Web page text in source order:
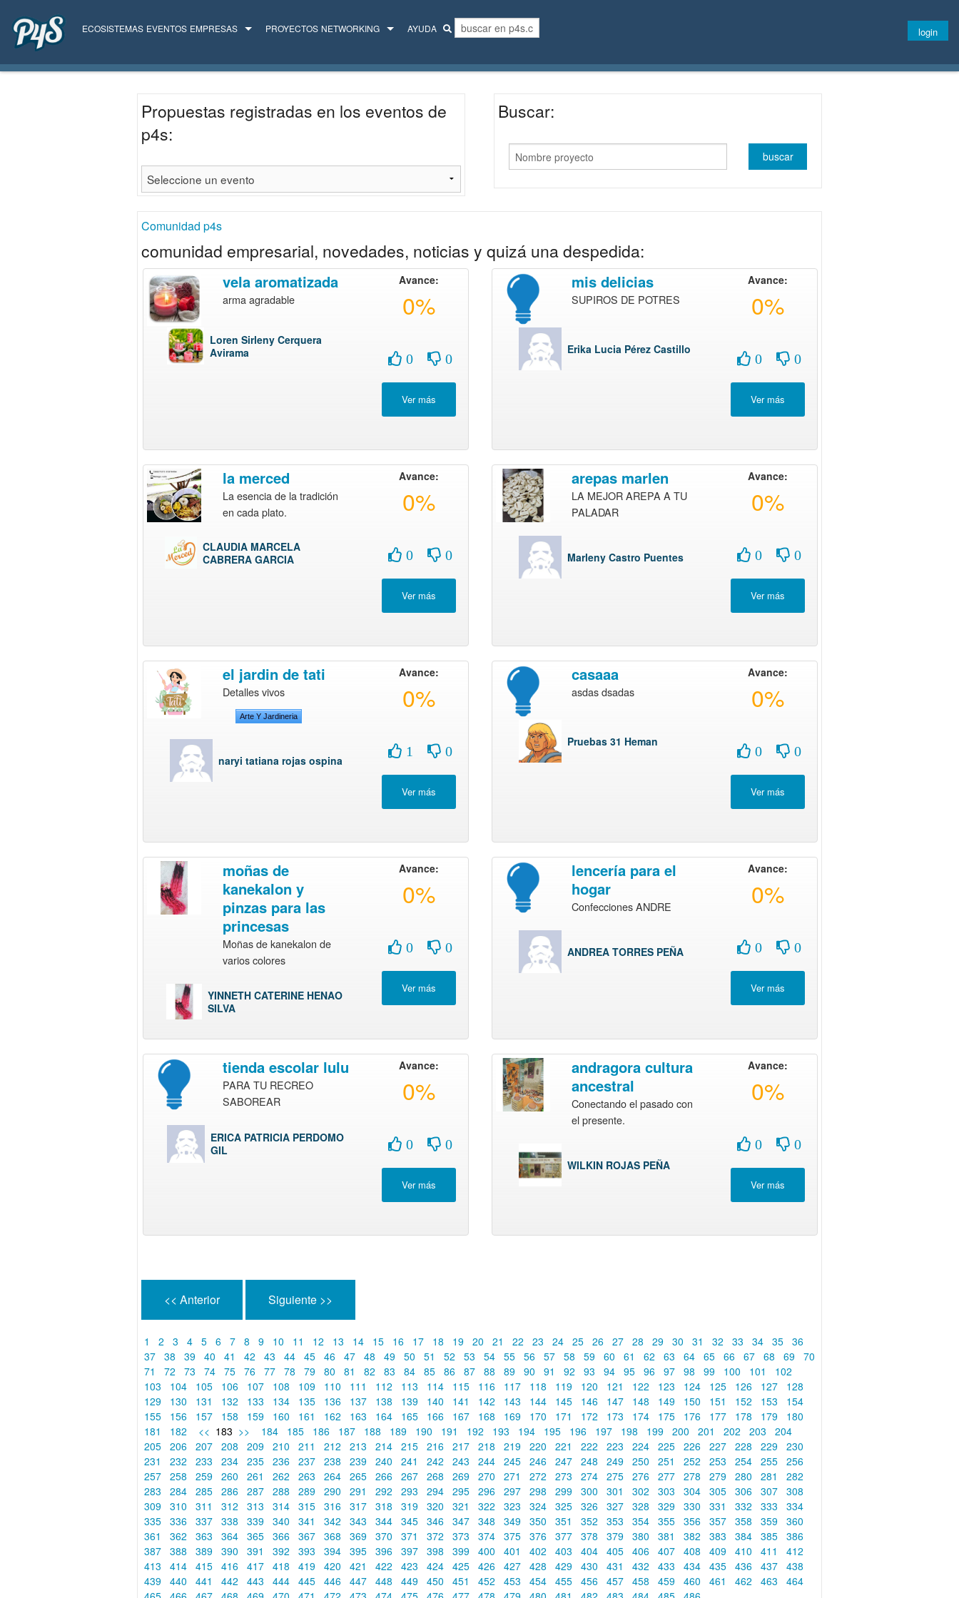
ECOSISTEMAS EVENTOS EMPRESAS PROYECTOS NETWORKING AYUDA login
Propuestas registradas en los eventos de
p4s:
Buscar:
Comunidad p4s
comunidad empresarial, novedades, noticias y quizá una despedida:
vela aromatizada
arma agradable
Loren Sirleny Cerquera
Avirama
Avance:
0%
0 0
mis delicias
SUPIROS DE POTRES
Erika Lucia Pérez Castillo
Avance:
0%
0 0
la merced
La esencia de la tradición
en cada plato.
CLAUDIA MARCELA
CABRERA GARCIA
Avance:
0%
0 0
arepas marlen
LA MEJOR AREPA A TU
PALADAR
Marleny Castro Puentes
Avance:
0%
0 0
el jardin de tati
Detalles vivos
Arte Y Jardineria
naryi tatiana rojas ospina
Avance:
0%
1 0
casaaa
asdas dsadas
Pruebas 31 Heman
Avance:
0%
0 0
moñas de
kanekalon y
pinzas para las
princesas
Moñas de kanekalon de
varios colores
YINNETH CATERINE HENAO
SILVA
Avance:
0%
0 0
lencería para el
hogar
Confecciones ANDRE
ANDREA TORRES PEÑA
Avance:
0%
0 0
tienda escolar lulu
PARA TU RECREO
SABOREAR
ERICA PATRICIA PERDOMO
GIL
Avance:
0%
0 0
andragora cultura
ancestral
Conectando el pasado con
el presente.
WILKIN ROJAS PEÑA
Avance:
0%
0 0
<< Anterior Siguiente >>
1 2 3 4 5 6 7 8 9 10 11 12 13 14 15 16 17 18 19 20 21 22 23 24 25 26 27 28 29 30 31 32 33 34 35 36
37 38 39 40 41 42 43 44 45 46 47 48 49 50 51 52 53 54 55 56 57 58 59 60 61 62 63 64 65 66 67 68 69 70
71
72 73 74 75 76 77 78 79 80 81 82 83 84 85 86 87 88 89 90 91 92 93 94 95 96 97 98 99 100 101
102
103
104 105 106 107 108 109 110 111 112 113 114 115 116 117 118 119 120 121 122 123 124 125 126 127
128
129
130 131 132 133 134 135 136 137 138 139 140 141 142 143 144 145 146 147 148 149 150 151 152 153
154
155
156 157 158 159 160 161 162 163 164 165 166 167 168 169 170 171 172 173 174 175 176 177 178 179
180
181
182 << 183 >> 184 185 186 187 188 189 190 191 192 193 194 195 196 197 198 199 200 201 202 203
204
205 206 207 208 209 210 211 212 213 214 215 216 217 218 219 220 221 222 223 224 225 226 227 228 229 230
231
232 233 234 235 236 237 238 239 240 241 242 243 244 245 246 247 248 249 250 251 252 253 254 255 256
257 258 259 260 261 262 263 264 265 266 267 268 269 270 271 272 273 274 275 276 277 278 279 280 281
282
283
284 285 286 287 288 289 290 291 292 293 294 295 296 297 298 299 300 301 302 303 304 305 306 307 308
309 310 311 312 313 314 315 316 317 318 319 320 321 322 323 324 325 326 327 328 329 330 331 332 333
334
335 336 337 338 339 340 341 342 343 344 345 346 347 348 349 350 351 352 353 354 355 356 357 358 359 360
361
362 363 364 365 366 367 368 369 370 371 372 373 374 375 376 377 378 379 380 381 382 383 384 385 386
387 388 389 390 391 392 393 394 395 396 397 398 399 400 401 402 403 404 405 406 407 408 409 410 411
412
413
414 415 416 417 418 419 420 421 422 423 424 425 426 427 428 429 430 431 432 433 434 435 436 437 438
439 440 441 442 443 444 445 446 447 448 449 450 451 452 453 454 455 456 457 458 459 460 461 462 463
464